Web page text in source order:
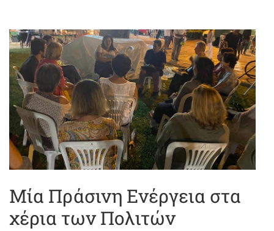
Μία Πράσινη Ενέργεια στα
χέρια των Πολιτών